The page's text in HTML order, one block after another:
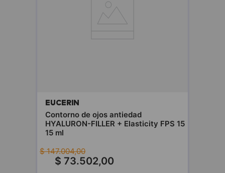
EUCERIN
Contorno de ojos antiedad
HYALURON-FILLER + Elasticity FPS 15
15 ml
$ 147.004,00
$ 73.502,00